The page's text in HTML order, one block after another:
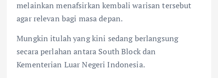
melainkan menafsirkan kembali warisan tersebut
agar relevan bagi masa depan.
Mungkin itulah yang kini sedang berlangsung
secara perlahan antara South Block dan
Kementerian Luar Negeri Indonesia.